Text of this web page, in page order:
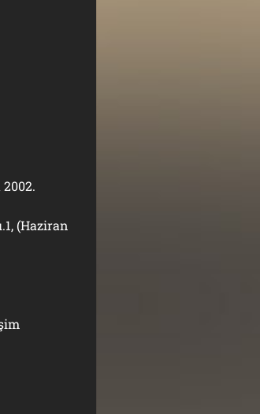
(Haziran